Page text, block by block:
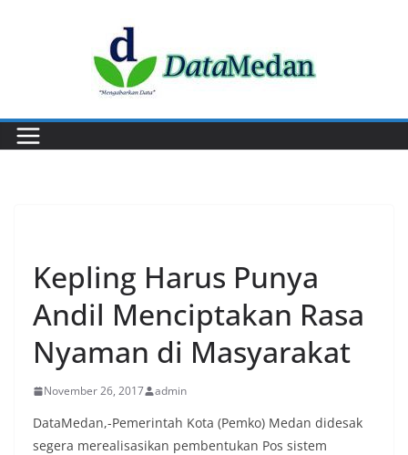
Kepling Harus Punya
Andil Menciptakan Rasa
Nyaman di Masyarakat
November 26, 2017 admin
DataMedan,-Pemerintah Kota (Pemko) Medan didesak
segera merealisasikan pembentukan Pos sistem